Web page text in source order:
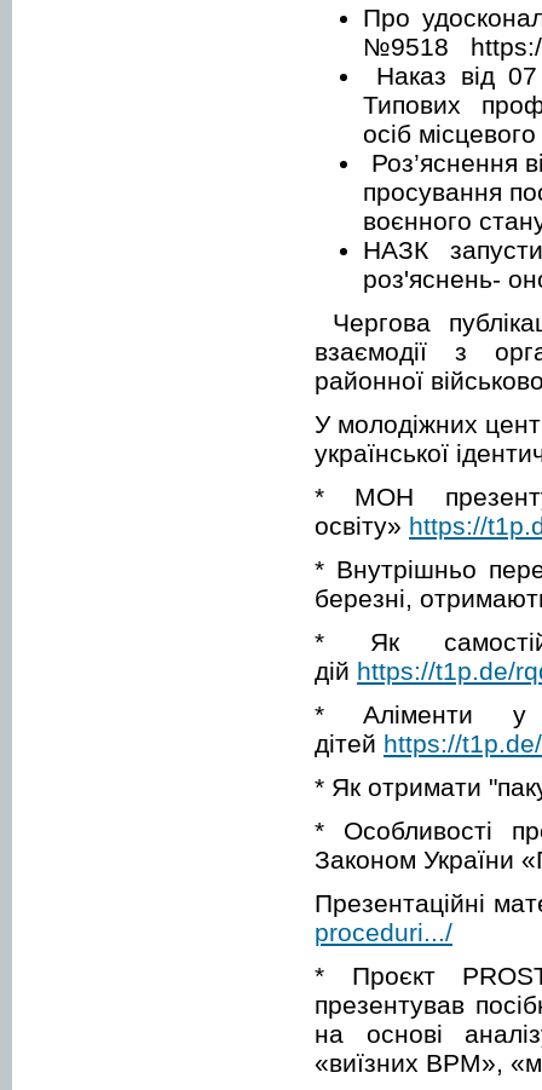
Про
№9518 https://
Наказ від
Типових
осіб
Роз’яснення
просування
воєнного
НАЗК
роз'яснень-
Чергова
взаємодії з
районної
У молодіжних
української
* МОН
освіту» https://
* Внутрішньо
березні,
* Як
дій https://t1p.de/
* Аліменти у
дітей https://
* Як отримати
* Особливості
Законом України
Презентаційні
proceduri.../
* Проєкт
презентував
на основі
«виїзних ВРМ»,